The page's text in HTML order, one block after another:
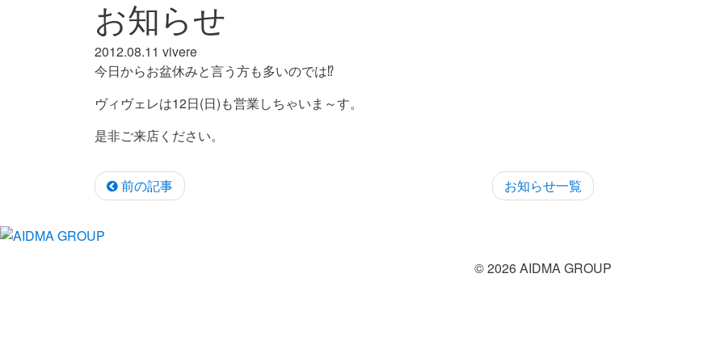
お知らせ
2012.08.11 vivere
今日からお盆休みと言う方も多いのでは⁉
ヴィヴェレは12日(日)も営業しちゃいま～す。
是非ご来店ください。
前の記事 お知らせ一覧
© 2026 AIDMA GROUP